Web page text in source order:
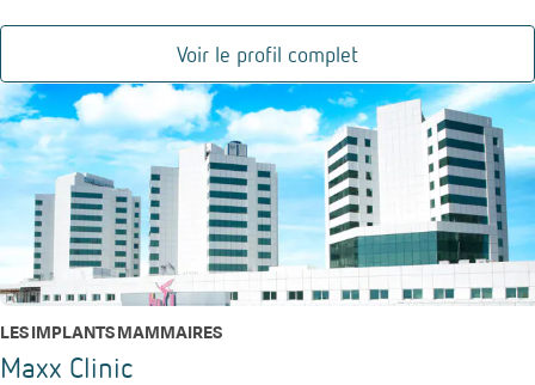
Voir le profil complet
LES IMPLANTS MAMMAIRES
Maxx Clinic